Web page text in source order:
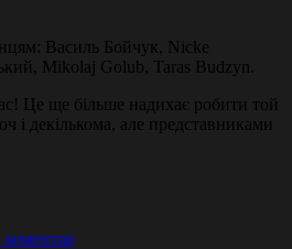
Василь Бойчук, Nicke
Mikolaj Golub, Taras Budzyn.
Це ще більше надихає робити той
і декількома, але представниками
коментар